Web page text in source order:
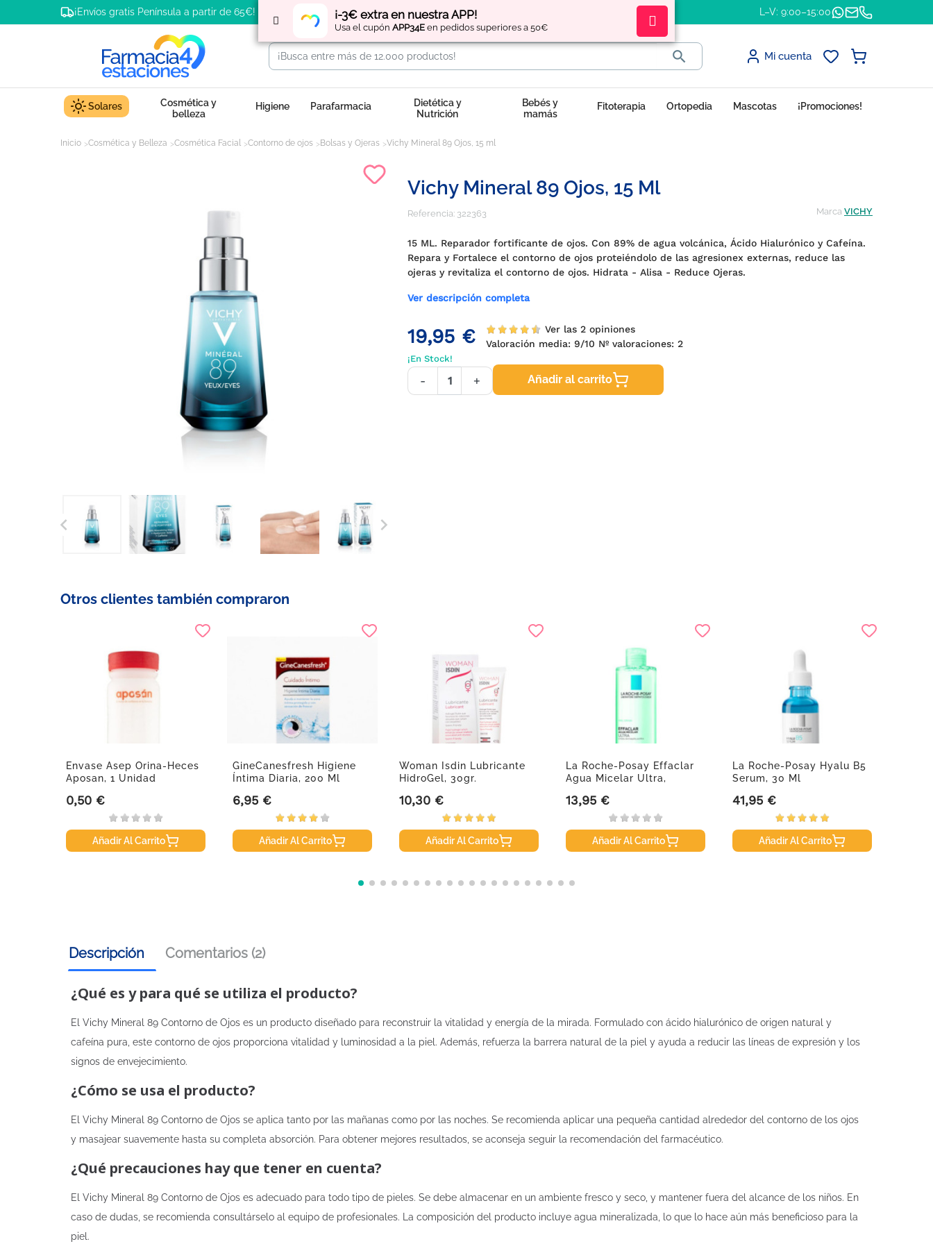
¡-3€ extra en nuestra APP!
Usa el cupón APP34E en pedidos superiores a 50€
¡Envíos gratis Península a partir de 65€! Regístratey obtén L–V: 9:00–15:00
 Mi cuenta
Solares
Cosmética y
belleza
Higiene Parafarmacia
Dietética y
Nutrición
Bebés y
mamás
Fitoterapia Ortopedia Mascotas ¡Promociones!
Inicio Cosmética y Belleza Cosmética Facial Contorno de ojos Bolsas y Ojeras Vichy Mineral 89 Ojos, 15 ml
 
Vichy Mineral 89 Ojos, 15 Ml
Referencia: 322363 Marca VICHY
15 ML. Reparador fortificante de ojos. Con 89% de agua volcánica, Ácido Hialurónico y Cafeína.
Repara y Fortalece el contorno de ojos proteiéndolo de las agresionex externas, reduce las
ojeras y revitaliza el contorno de ojos. Hidrata - Alisa - Reduce Ojeras.
Ver descripción completa
19,95 €
Ver las 2 opiniones
Valoración media: 9/10 Nº valoraciones: 2
¡En Stock!
- + Añadir al carrito
Otros clientes también compraron
Envase Asep Orina-Heces
Aposan, 1 Unidad
Precio
0,50 €
Añadir Al Carrito
GineCanesfresh Higiene
Íntima Diaria, 200 Ml
Precio
6,95 €
Añadir Al Carrito
Woman Isdin Lubricante
HidroGel, 30gr.
Precio
10,30 €
Añadir Al Carrito
La Roche-Posay Effaclar
Agua Micelar Ultra,
Precio
13,95 €
Añadir Al Carrito
La Roche-Posay Hyalu B5
Serum, 30 Ml
Precio
41,95 €
Añadir Al Carrito
Descripción Comentarios (2)
¿Qué es y para qué se utiliza el producto?
El Vichy Mineral 89 Contorno de Ojos es un producto diseñado para reconstruir la vitalidad y energía de la mirada. Formulado con ácido hialurónico de origen natural y
cafeína pura, este contorno de ojos proporciona vitalidad y luminosidad a la piel. Además, refuerza la barrera natural de la piel y ayuda a reducir las líneas de expresión y los
signos de envejecimiento.
¿Cómo se usa el producto?
El Vichy Mineral 89 Contorno de Ojos se aplica tanto por las mañanas como por las noches. Se recomienda aplicar una pequeña cantidad alrededor del contorno de los ojos
y masajear suavemente hasta su completa absorción. Para obtener mejores resultados, se aconseja seguir la recomendación del farmacéutico.
¿Qué precauciones hay que tener en cuenta?
El Vichy Mineral 89 Contorno de Ojos es adecuado para todo tipo de pieles. Se debe almacenar en un ambiente fresco y seco, y mantener fuera del alcance de los niños. En
caso de dudas, se recomienda consultárselo al equipo de profesionales. La composición del producto incluye agua mineralizada, lo que lo hace aún más beneficioso para la
piel.